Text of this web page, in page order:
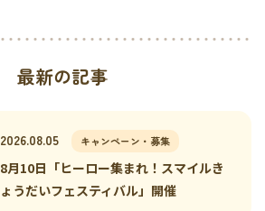
最新の記事
2026.08.05 キャンペーン・募集
8月10日「ヒーロー集まれ！スマイルき
ょうだいフェスティバル」開催